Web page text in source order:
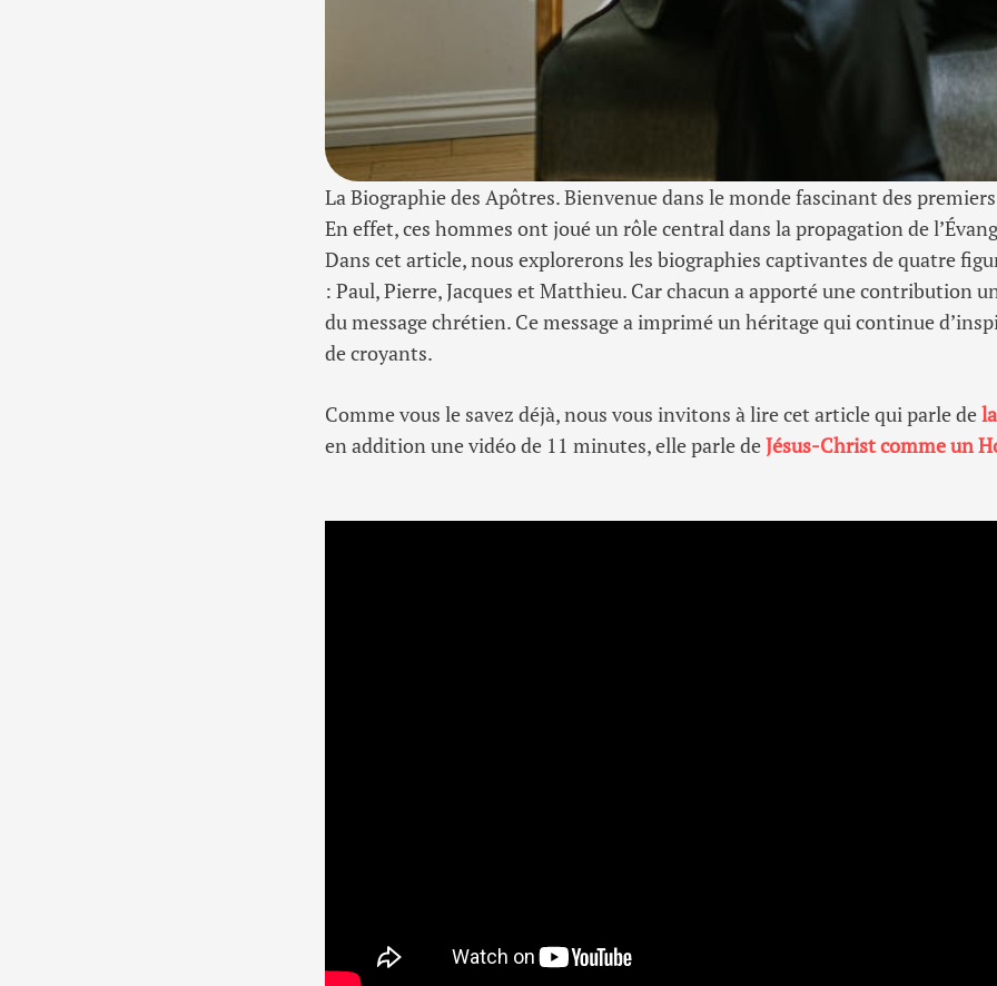
La Biographie des Apôtres. Bienvenue dans le monde fascinant des
En effet, ces hommes ont joué un rôle central dans la propagation de
Dans cet article, nous explorerons les biographies captivantes de quatre
: Paul, Pierre, Jacques et Matthieu. Car chacun a apporté une contribution
du message chrétien. Ce message a imprimé un héritage qui continue
de croyants.
Comme vous le savez déjà, nous vous invitons à lire cet article qui parle de
en addition une vidéo de 11 minutes, elle parle deJésus-Christ comme un